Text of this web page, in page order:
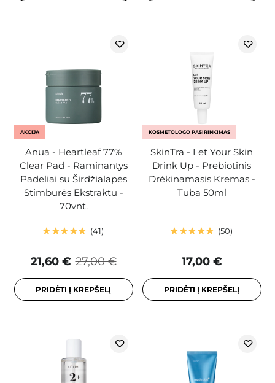
AKCIJA
Anua - Heartleaf 77%
Clear Pad - Raminantys
Padeliai su Širdžialapės
Stimburės Ekstraktu -
70vnt.
41
27,00 €
21,60 €
PRIDĖTI Į KREPŠELĮ
KOSMETOLOGO PASIRINKIMAS
SkinTra - Let Your Skin
Drink Up - Prebiotinis
Drėkinamasis Kremas -
Tuba 50ml
50
17,00 €
PRIDĖTI Į KREPŠELĮ